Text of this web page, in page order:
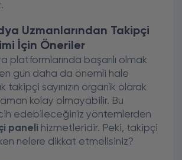
Uzmanlarından Takipçi
İçin Öneriler
platformlarında başarılı olmak
gün daha da önemli hale
takipçi sayınızın organik olarak
kolay olmayabilir. Bu
edebileceğiniz yöntemlerden
paneli hizmetleridir. Peki, takipçi
nelere dikkat etmelisiniz?